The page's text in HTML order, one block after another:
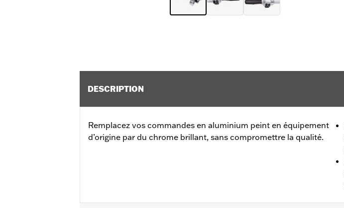
DESCRIPTION
Remplacez vos commandes en aluminium peint en équipement
d’origine par du chrome brillant, sans compromettre la qualité.